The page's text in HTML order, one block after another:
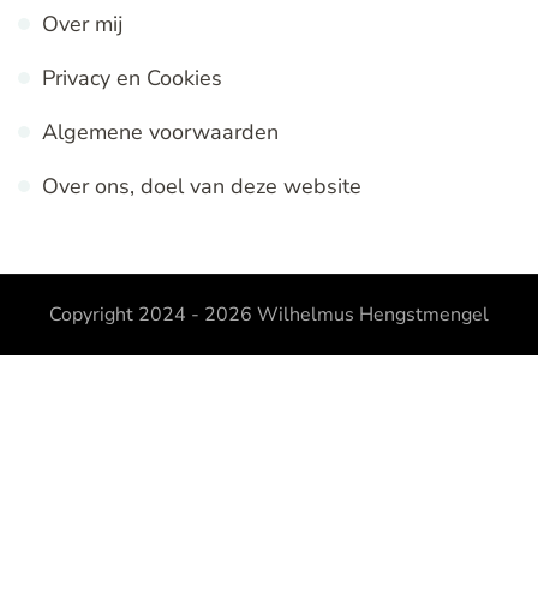
Over mij
Privacy en Cookies
Algemene voorwaarden
Over ons, doel van deze website
Copyright 2024 - 2026 Wilhelmus Hengstmengel